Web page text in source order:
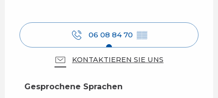
06 08 84 70 ▒▒
KONTAKTIEREN SIE UNS
Gesprochene Sprachen
Gesprochene Sprachen